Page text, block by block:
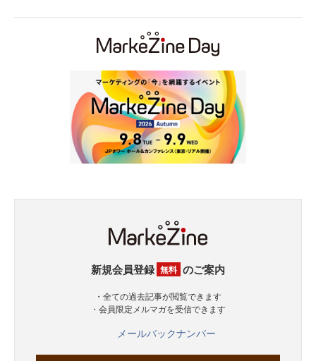
新規会員登録 無料 のご案内
・全ての過去記事が閲覧できます
・会員限定メルマガを受信できます
メールバックナンバー